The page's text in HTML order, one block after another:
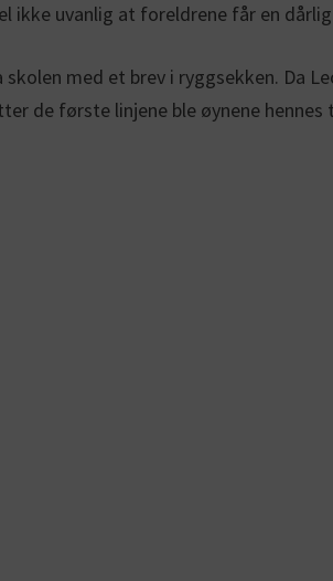
ikke uvanlig at foreldrene får en
med et brev i ryggsekken. Da
de første linjene ble øynene hennes